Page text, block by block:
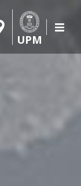
UPM